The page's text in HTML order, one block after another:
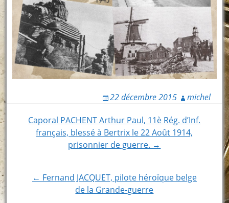
22 décembre 2015 michel
Post
navigation
Caporal PACHENT Arthur Paul, 11è Rég. d’Inf.
français, blessé à Bertrix le 22 Août 1914,
prisonnier de guerre. →
← Fernand JACQUET, pilote héroïque belge
de la Grande-guerre